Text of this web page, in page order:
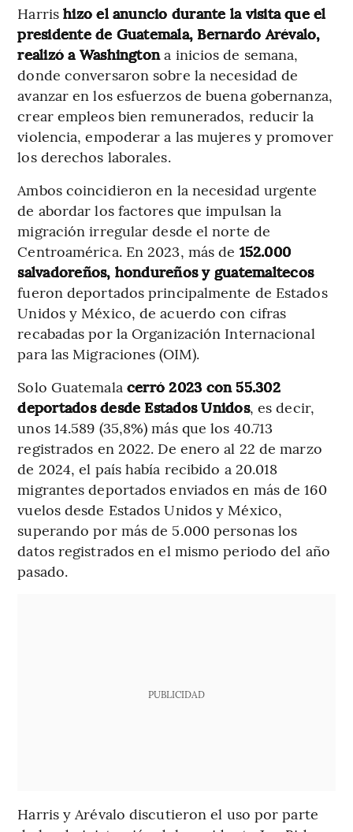
Harrishizo el anuncio durante la visita que el
presidente de Guatemala, Bernardo Arévalo,
realizó a Washingtona inicios de semana,
donde conversaron sobre la necesidad de
avanzar en los esfuerzos de buena gobernanza,
crear empleos bien remunerados, reducir la
violencia, empoderar a las mujeres y promover
los derechos laborales.
Ambos coincidieron en la necesidad urgente
de abordar los factores que impulsan la
migración irregular desde el norte de
Centroamérica. En 2023, más de 152.000
salvadoreños, hondureños y guatemaltecos
fueron deportados principalmente de Estados
Unidos y México, de acuerdo con cifras
recabadas por la Organización Internacional
para las Migraciones (OIM).
Solo Guatemala cerró 2023 con 55.302
deportados desde Estados Unidos, es decir,
unos 14.589 (35,8%) más que los 40.713
registrados en 2022. De enero al 22 de marzo
de 2024, el país había recibido a 20.018
migrantes deportados enviados en más de 160
vuelos desde Estados Unidos y México,
superando por más de 5.000 personas los
datos registrados en el mismo periodo del año
pasado.
PUBLICIDAD
Harris y Arévalo discutieron el uso por parte